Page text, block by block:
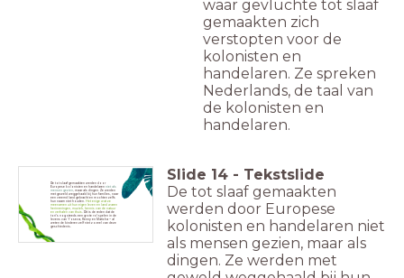
waar gevluchte tot slaaf
gemaakten zich
verstopten voor de
kolonisten en
handelaren. Ze spreken
Nederlands, de taal van
de kolonisten en
handelaren.
De tot slaaf gemaakten werden door
Europese kolonisten en handelaren niet als
mensen gezien, maar als dingen. Ze werden
met geweld weggehaald bij hun families, naar
een vreemd land gebracht en mochten zelfs
hun naam niet houden. Het enige wat ze
meenamen uit hun eigen leven en land waren
herinneringen, muziek, kennis van de natuur
en verhalen van thuis. Dit is de reden dat de
tori’s nog steeds een grote rol spelen in de
levens van Yoseva, Kenny en Maticha – al
weten de kinderen zelf niet zoveel van deze
geschiedenis.
Slide 14 - Tekstslide
De tot slaaf gemaakten
werden door Europese
kolonisten en handelaren niet
als mensen gezien, maar als
dingen. Ze werden met